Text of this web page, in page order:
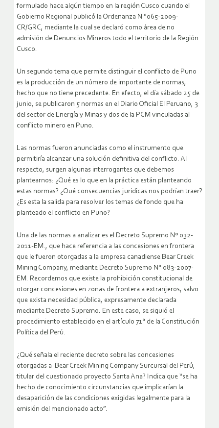
formulado hace algún tiempo en la región Cusco cuando el
Gobierno Regional publicó la Ordenanza N °065-2009-
CR/GRC, mediante la cual se declaró como área de no
admisión de Denuncios Mineros todo el territorio de la Región
Cusco.
Un segundo tema que permite distinguir el conflicto de Puno
es la producción de un número de importante de normas,
hecho que no tiene precedente. En efecto, el día sábado 25 de
junio, se publicaron 5 normas en el Diario Oficial El Peruano, 3
del sector de Energía y Minas y dos de la PCM vinculadas al
conflicto minero en Puno.
Las normas fueron anunciadas como el instrumento que
permitiría alcanzar una solución definitiva del conflicto. Al
respecto, surgen algunas interrogantes que debemos
plantearnos: ¿Qué es lo que en la práctica están planteando
estas normas? ¿Qué consecuencias jurídicas nos podrían traer?
¿Es esta la salida para resolver los temas de fondo que ha
planteado el conflicto en Puno?
Una de las normas a analizar es el Decreto Supremo Nº 032-
2011-EM., que hace referencia a las concesiones en frontera
que le fueron otorgadas a la empresa canadiense Bear Creek
Mining Company, mediante Decreto Supremo N° 083-2007-
EM. Recordemos que existe la prohibición constitucional de
otorgar concesiones en zonas de frontera a extranjeros, salvo
que exista necesidad pública, expresamente declarada
mediante Decreto Supremo. En este caso, se siguió el
procedimiento establecido en el artículo 71° de la Constitución
Política del Perú.
¿Qué señala el reciente decreto sobre las concesiones
otorgadas a Bear Creek Mining Company Surcursal del Perú,
titular del cuestionado proyecto Santa Ana? Indica que “se ha
hecho de conocimiento circunstancias que implicarían la
desaparición de las condiciones exigidas legalmente para la
emisión del mencionado acto”.